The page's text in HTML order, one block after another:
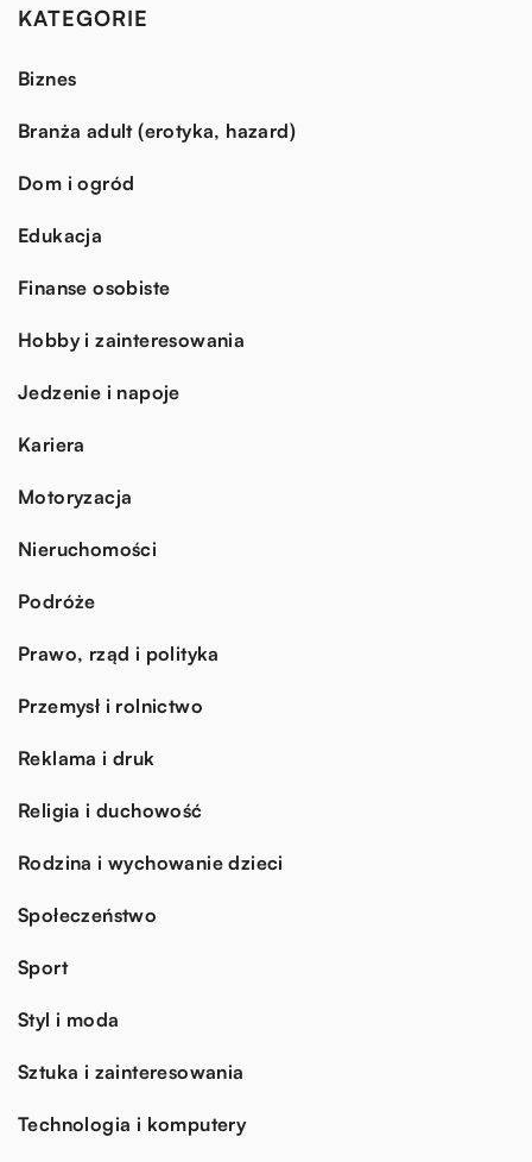
KATEGORIE
Biznes
Branża adult (erotyka, hazard)
Dom i ogród
Edukacja
Finanse osobiste
Hobby i zainteresowania
Jedzenie i napoje
Kariera
Motoryzacja
Nieruchomości
Podróże
Prawo, rząd i polityka
Przemysł i rolnictwo
Reklama i druk
Religia i duchowość
Rodzina i wychowanie dzieci
Społeczeństwo
Sport
Styl i moda
Sztuka i zainteresowania
Technologia i komputery